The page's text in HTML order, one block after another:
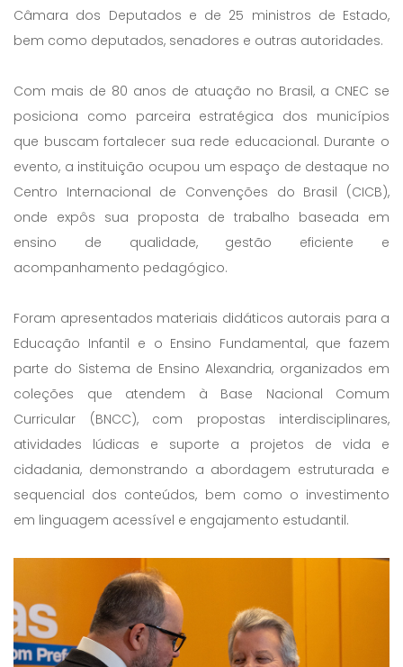
Câmara dos Deputados e de 25 ministros de Estado,
bem como deputados, senadores e outras autoridades.
Com mais de 80 anos de atuação no Brasil, a CNEC se
posiciona como parceira estratégica dos municípios
que buscam fortalecer sua rede educacional. Durante o
evento, a instituição ocupou um espaço de destaque no
Centro Internacional de Convenções do Brasil (CICB),
onde expôs sua proposta de trabalho baseada em
ensino de qualidade, gestão eficiente e
acompanhamento pedagógico.
Foram apresentados materiais didáticos autorais para a
Educação Infantil e o Ensino Fundamental, que fazem
parte do Sistema de Ensino Alexandria, organizados em
coleções que atendem à Base Nacional Comum
Curricular (BNCC), com propostas interdisciplinares,
atividades lúdicas e suporte a projetos de vida e
cidadania, demonstrando a abordagem estruturada e
sequencial dos conteúdos, bem como o investimento
em linguagem acessível e engajamento estudantil.